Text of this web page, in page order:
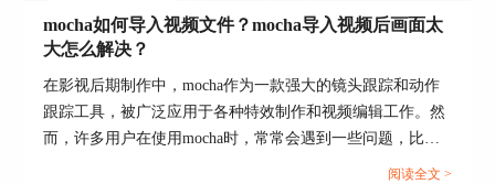
mocha如何导入视频文件？mocha导入视频后画面太
大怎么解决？
在影视后期制作中，mocha作为一款强大的镜头跟踪和动作
跟踪工具，被广泛应用于各种特效制作和视频编辑工作。然
而，许多用户在使用mocha时，常常会遇到一些问题，比如
如何导入视频文件，以及导入视频后画面太大该怎么解决。
阅读全文 >